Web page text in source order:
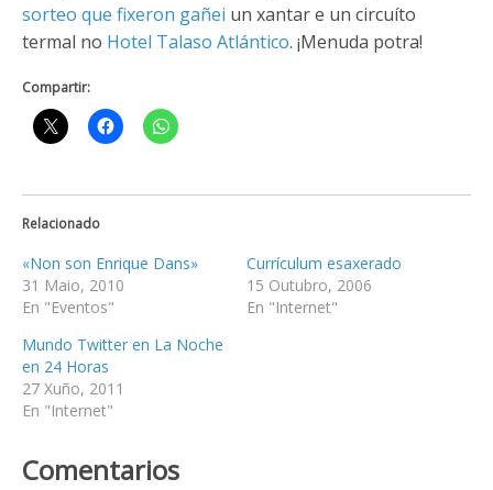
sorteo que fixeron gañei un xantar e un circuíto
termal no Hotel Talaso Atlántico. ¡Menuda potra!
Compartir:
Relacionado
«Non son Enrique Dans»
31 Maio, 2010
En "Eventos"
Currículum esaxerado
15 Outubro, 2006
En "Internet"
Mundo Twitter en La Noche
en 24 Horas
27 Xuño, 2011
En "Internet"
Comentarios